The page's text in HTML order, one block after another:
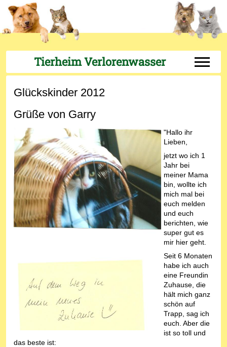
Tierheim Verlorenwasser Off-
Glückskinder 2012
Grüße von Garry
"Hallo ihr
Lieben,
jetzt wo ich 1
Jahr bei
meiner Mama
bin, wollte ich
mich mal bei
euch melden
und euch
berichten, wie
super gut es
mir hier geht.
Seit 6 Monaten
habe ich auch
eine Freundin
Zuhause, die
hält mich ganz
schön auf
Trapp, sag ich
euch. Aber die
ist so toll und
das beste ist: